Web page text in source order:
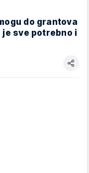
do grantova
sve potrebno i